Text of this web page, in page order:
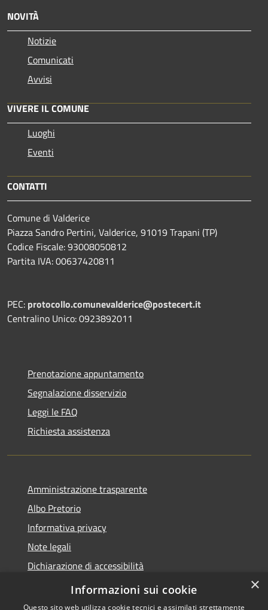
NOVITÀ
Notizie
Comunicati
Avvisi
VIVERE IL COMUNE
Luoghi
Eventi
CONTATTI
Comune di Valderice
Piazza Sandro Pertini, Valderice, 91019 Trapani (TP)
Codice Fiscale: 93008050812
Partita IVA: 00637420811
PEC: protocollo.comunevalderice@postecert.it
Centralino Unico: 0923892011
Prenotazione appuntamento
Segnalazione disservizio
Leggi le FAQ
Richiesta assistenza
Amministrazione trasparente
Albo Pretorio
Informativa privacy
Note legali
Dichiarazione di accessibilità
Informativa Privacy Videosorveglianza
×
Informazioni sui cookie
Questo sito web utilizza cookie tecnici e assimilati strettamente